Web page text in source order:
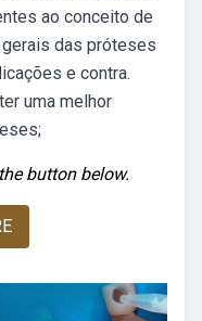
ao conceito de
das próteses
e contra.
uma melhor
button below.